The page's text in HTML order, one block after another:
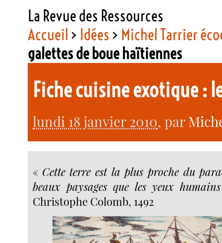
La Revue des Ressources
Accueil > Idées > Michel Tarrier
galettes de boue haïtiennes
Fiche cuisine exotique :
lundi 18 janvier 2010, par
« Cette terre est la plus proche du
beaux paysages que les yeux
Christophe Colomb, 1492